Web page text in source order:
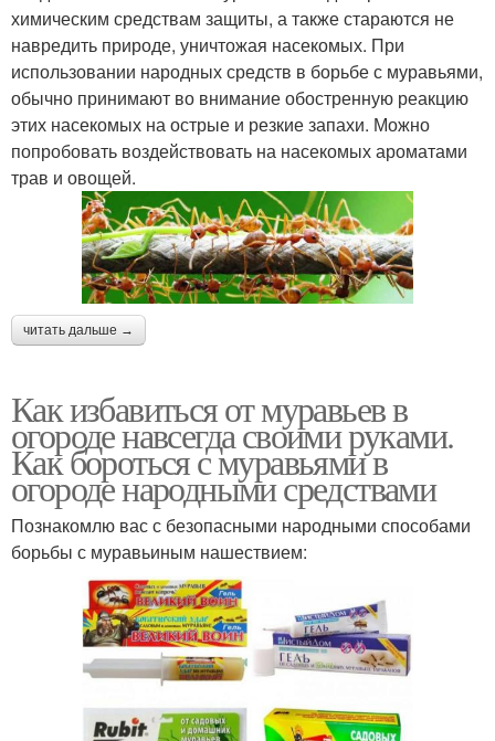
химическим средствам защиты, а также стараются не
навредить природе, уничтожая насекомых. При
использовании народных средств в борьбе с муравьями,
обычно принимают во внимание обостренную реакцию
этих насекомых на острые и резкие запахи. Можно
попробовать воздействовать на насекомых ароматами
трав и овощей.
читать дальше →
Как избавиться от муравьев в
огороде навсегда своими руками.
Как бороться с муравьями в
огороде народными средствами
Познакомлю вас с безопасными народными способами
борьбы с муравьиным нашествием: